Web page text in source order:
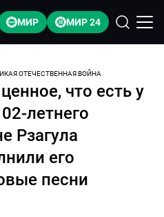
МИР МИР 24
ОТЕЧЕСТВЕННАЯ ВОЙНА
что есть у
летнего
Рзагула
его
песни